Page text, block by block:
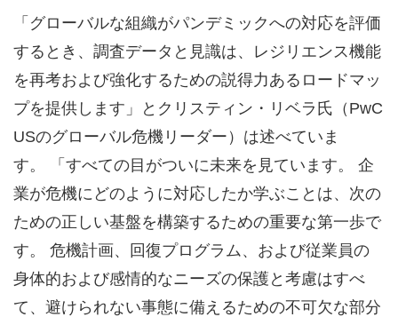
「グローバルな組織がパンデミックへの対応を評価
するとき、調査データと見識は、レジリエンス機能
を再考および強化するための説得力あるロードマッ
プを提供します」とクリスティン・リベラ氏（PwC
USのグローバル危機リーダー）は述べていま
す。 「すべての目がついに未来を見ています。 企
業が危機にどのように対応したか学ぶことは、次の
ための正しい基盤を構築するための重要な第一歩で
す。 危機計画、回復プログラム、および従業員の
身体的および感情的なニーズの保護と考慮はすべ
て、避けられない事態に備えるための不可欠な部分